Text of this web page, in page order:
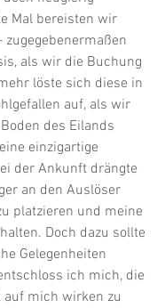
Mal bereisten wir
zugegebenermaßen
als wir die Buchung
löste sich diese in
auf, als wir
des Eilands
einzigartige
der Ankunft drängte
an den Auslöser
platzieren und meine
Doch dazu sollte
Gelegenheiten
ich mich, die
mich wirken zu